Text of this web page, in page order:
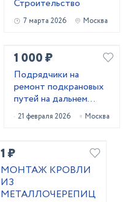
Строительство
7 марта 2026 Москва
1 000 ₽
Подрядчики на
ремонт подкрановых
путей на дальнем
востоке
21 февраля 2026 Москва
1 ₽
МОНТАЖ КРОВЛИ
ИЗ
МЕТАЛЛОЧЕРЕПИЦЫ